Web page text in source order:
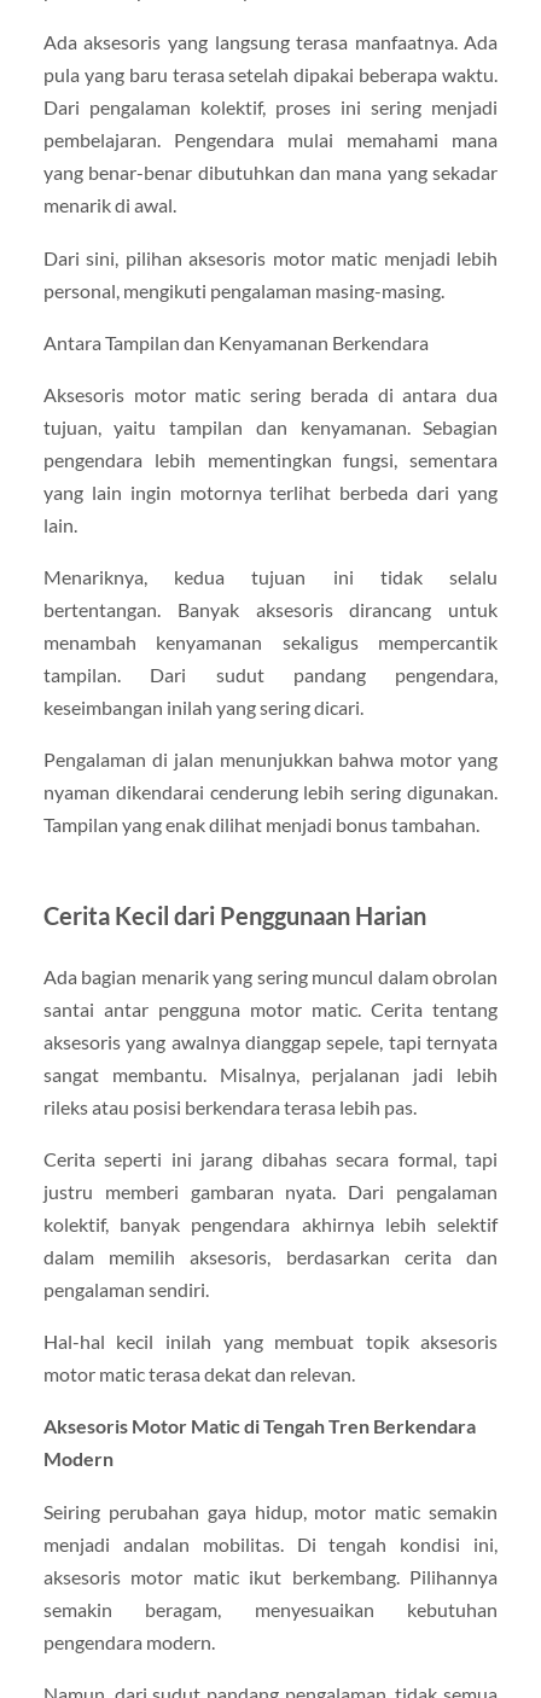
Ada aksesoris yang langsung terasa manfaatnya. Ada
pula yang baru terasa setelah dipakai beberapa waktu.
Dari pengalaman kolektif, proses ini sering menjadi
pembelajaran. Pengendara mulai memahami mana
yang benar-benar dibutuhkan dan mana yang sekadar
menarik di awal.
Dari sini, pilihan aksesoris motor matic menjadi lebih
personal, mengikuti pengalaman masing-masing.
Antara Tampilan dan Kenyamanan Berkendara
Aksesoris motor matic sering berada di antara dua
tujuan, yaitu tampilan dan kenyamanan. Sebagian
pengendara lebih mementingkan fungsi, sementara
yang lain ingin motornya terlihat berbeda dari yang
lain.
Menariknya, kedua tujuan ini tidak selalu
bertentangan. Banyak aksesoris dirancang untuk
menambah kenyamanan sekaligus mempercantik
tampilan. Dari sudut pandang pengendara,
keseimbangan inilah yang sering dicari.
Pengalaman di jalan menunjukkan bahwa motor yang
nyaman dikendarai cenderung lebih sering digunakan.
Tampilan yang enak dilihat menjadi bonus tambahan.
Cerita Kecil dari Penggunaan Harian
Ada bagian menarik yang sering muncul dalam obrolan
santai antar pengguna motor matic. Cerita tentang
aksesoris yang awalnya dianggap sepele, tapi ternyata
sangat membantu. Misalnya, perjalanan jadi lebih
rileks atau posisi berkendara terasa lebih pas.
Cerita seperti ini jarang dibahas secara formal, tapi
justru memberi gambaran nyata. Dari pengalaman
kolektif, banyak pengendara akhirnya lebih selektif
dalam memilih aksesoris, berdasarkan cerita dan
pengalaman sendiri.
Hal-hal kecil inilah yang membuat topik aksesoris
motor matic terasa dekat dan relevan.
Aksesoris Motor Matic di Tengah Tren Berkendara
Modern
Seiring perubahan gaya hidup, motor matic semakin
menjadi andalan mobilitas. Di tengah kondisi ini,
aksesoris motor matic ikut berkembang. Pilihannya
semakin beragam, menyesuaikan kebutuhan
pengendara modern.
Namun, dari sudut pandang pengalaman, tidak semua